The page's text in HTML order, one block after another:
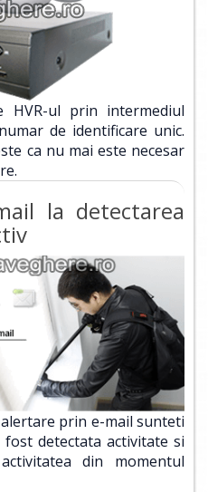
HVR-ul prin intermediul
de identificare unic.
ca nu mai este necesar
la detectarea
prin e-mail sunteti
detectata activitate si
din momentul